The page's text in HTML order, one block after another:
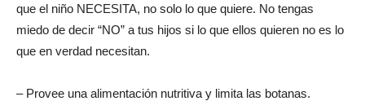
que el niño NECESITA, no solo lo que quiere. No tengas
miedo de decir “NO” a tus hijos si lo que ellos quieren no es lo
que en verdad necesitan.
– Provee una alimentación nutritiva y limita las botanas.